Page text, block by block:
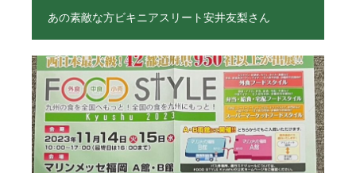
あの素敵な方ビキニアスリート安井友梨さん